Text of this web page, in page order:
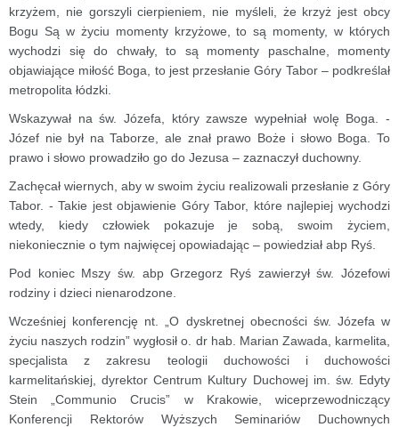
krzyżem, nie gorszyli cierpieniem, nie myśleli, że krzyż jest obcy
Bogu Są w życiu momenty krzyżowe, to są momenty, w których
wychodzi się do chwały, to są momenty paschalne, momenty
objawiające miłość Boga, to jest przesłanie Góry Tabor – podkreślał
metropolita łódzki.
Wskazywał na św. Józefa, który zawsze wypełniał wolę Boga. -
Józef nie był na Taborze, ale znał prawo Boże i słowo Boga. To
prawo i słowo prowadziło go do Jezusa – zaznaczył duchowny.
Zachęcał wiernych, aby w swoim życiu realizowali przesłanie z Góry
Tabor. - Takie jest objawienie Góry Tabor, które najlepiej wychodzi
wtedy, kiedy człowiek pokazuje je sobą, swoim życiem,
niekoniecznie o tym najwięcej opowiadając – powiedział abp Ryś.
Pod koniec Mszy św. abp Grzegorz Ryś zawierzył św. Józefowi
rodziny i dzieci nienarodzone.
Wcześniej konferencję nt. „O dyskretnej obecności św. Józefa w
życiu naszych rodzin” wygłosił o. dr hab. Marian Zawada, karmelita,
specjalista z zakresu teologii duchowości i duchowości
karmelitańskiej, dyrektor Centrum Kultury Duchowej im. św. Edyty
Stein „Communio Crucis” w Krakowie, wiceprzewodniczący
Konferencji Rektorów Wyższych Seminariów Duchownych